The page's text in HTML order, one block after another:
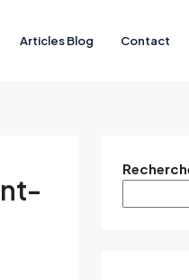
Articles Blog Contact